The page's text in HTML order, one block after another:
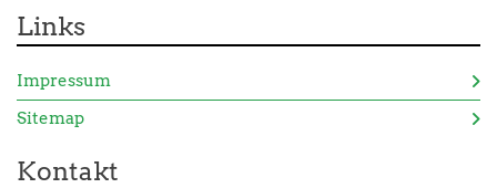
2022
Links
Impressum
Sitemap
Kontakt